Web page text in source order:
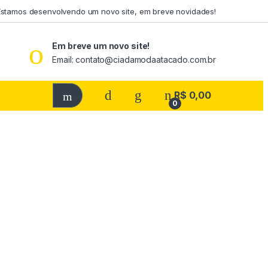
desenvolvendo um novo site, em breve novidades!
Em breve um novo site!
Email: contato@ciadamodaatacado.com.br
0
R$ 0,00